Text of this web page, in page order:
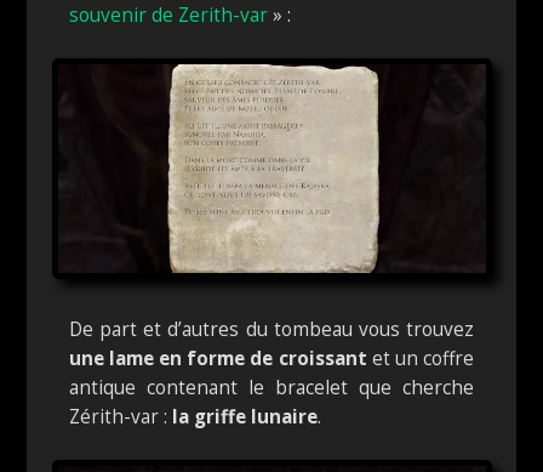
souvenir de Zerith-var» :
De part et d’autres du tombeau vous trouvez
une lame en forme de croissant et un coffre
antique contenant le bracelet que cherche
Zérith-var : la griffe lunaire.